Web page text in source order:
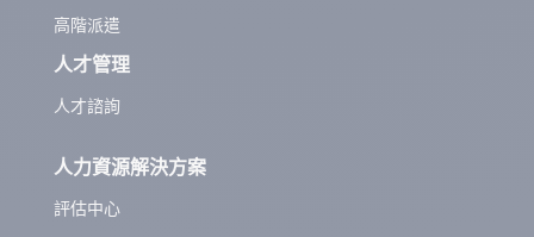
高階派遣
人才管理
人才諮詢
人力資源解決方案
評估中心